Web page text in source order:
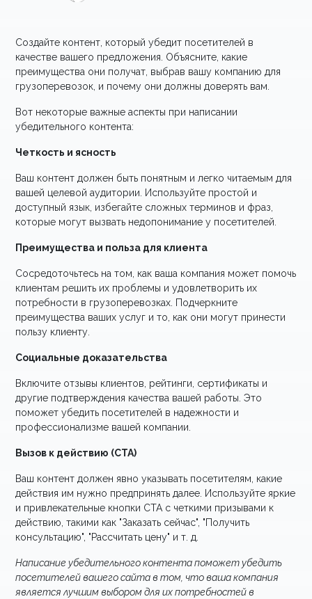
Создайте контент, который убедит посетителей в
качестве вашего предложения. Объясните, какие
преимущества они получат, выбрав вашу компанию для
грузоперевозок, и почему они должны доверять вам.
Вот некоторые важные аспекты при написании
убедительного контента:
Четкость и ясность
Ваш контент должен быть понятным и легко читаемым для
вашей целевой аудитории. Используйте простой и
доступный язык, избегайте сложных терминов и фраз,
которые могут вызвать недопонимание у посетителей.
Преимущества и польза для клиента
Сосредоточьтесь на том, как ваша компания может помочь
клиентам решить их проблемы и удовлетворить их
потребности в грузоперевозках. Подчеркните
преимущества ваших услуг и то, как они могут принести
пользу клиенту.
Социальные доказательства
Включите отзывы клиентов, рейтинги, сертификаты и
другие подтверждения качества вашей работы. Это
поможет убедить посетителей в надежности и
профессионализме вашей компании.
Вызов к действию (CTA)
Ваш контент должен явно указывать посетителям, какие
действия им нужно предпринять далее. Используйте яркие
и привлекательные кнопки CTA с четкими призывами к
действию, такими как "Заказать сейчас", "Получить
консультацию", "Рассчитать цену" и т. д.
Написание убедительного контента поможет убедить
посетителей вашего сайта в том, что ваша компания
является лучшим выбором для их потребностей в